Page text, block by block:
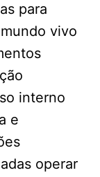
para
vivo
interno
e
operar